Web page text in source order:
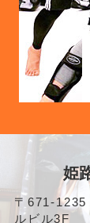
姫
〒671-
ルビル3F